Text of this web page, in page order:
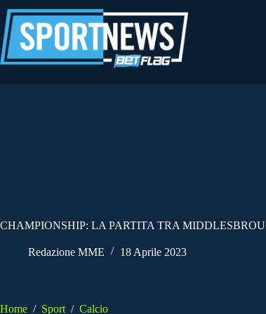
al
contenuto
CHAMPIONSHIP: LA PARTITA TRA
Redazione MME 18 Aprile 2023
Home / Sport / Calcio